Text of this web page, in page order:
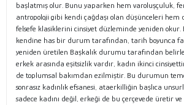
başlatmış olur. Bunu yaparken hem varoluşçuluk,
antropoloji gibi kendi çağdaşı olan düşünceleri hem
felsefe klasiklerini cinsiyet düzleminde yeniden okur.
kendine has bir durum tarafından, tarih boyunca
yeniden üretilen Başkalık durumu tarafından
erkek arasında eşitsizlik vardır, kadın ikinci
de toplumsal bakımdan ezilmiştir. Bu durumun
sonrasız kadınlık efsanesi, ataerkilliğin başlıca
sadece kadını değil, erkeği de bu çerçevede üretir